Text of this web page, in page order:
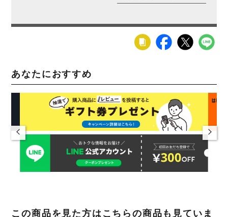
樹脂
梱包サイズ 幅470×奥行490×高さ570mm
11kg
この商品は脚部に天然木を使用しているため、木目や
節、色味など1品ごとに個体差があります。お届けする
家具は、商品ページの写真と異なる場合がございますの
で、予めご了承ください。
あなたにおすすめ
この商品を見た方はこちらの商品も見ていま